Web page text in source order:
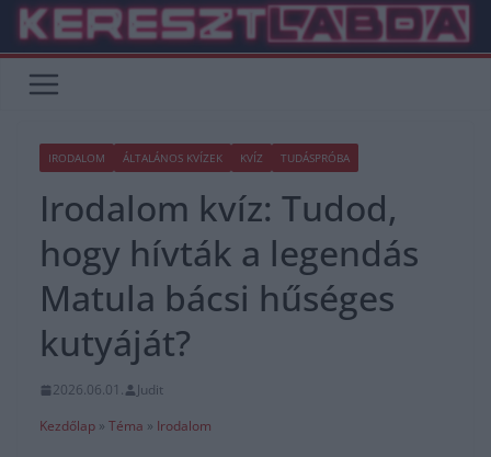
Skip
content
IRODALOM ÁLTALÁNOS KVÍZEK KVÍZ TUDÁSPRÓBA
Irodalom kvíz: Tudod,
hogy hívták a legendás
Matula bácsi hűséges
kutyáját?
2026.06.01.
Judit
Kezdőlap » Téma » Irodalom